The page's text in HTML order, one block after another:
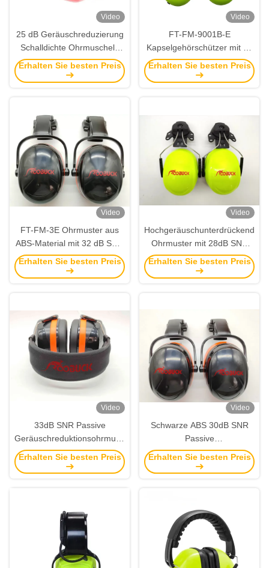
Video
25 dB Geräuschreduzierung
Schalldichte Ohrmuscheln
mit verstellbarem und
faltbarem Gehörschutz
Erhalten Sie besten Preis
Video
FT-FM-9001B-E
Kapselgehörschützer mit 29
dB SNR-
Geräuschreduzierung und
Erhalten Sie besten Preis
Video
FT-FM-3E Ohrmuster aus
ABS-Material mit 32 dB SNR
und passiver
Geräuschreduktion für die
Erhalten Sie besten Preis
Video
Hochgeräuschunterdrückende
Ohrmuster mit 28dB SNR
Passivgeräuschreduktion
und ABS-Kopfband
Erhalten Sie besten Preis
Video
33dB SNR Passive
Geräuschreduktionsohrmuscheln
mit ABS-Material zum Schutz
vor starkem Lärm
Erhalten Sie besten Preis
Video
Schwarze ABS 30dB SNR
Passive
Geräuschreduktionsohrmuster
für den Gehörschutz gegen
Erhalten Sie besten Preis